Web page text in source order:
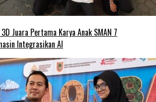
Juara Pertama Karya Anak SMAN 7
Integrasikan AI